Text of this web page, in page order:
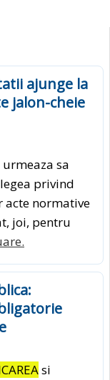
ajunge la
jalon-cheie
sa
privind
acte normative
joi, pentru
si